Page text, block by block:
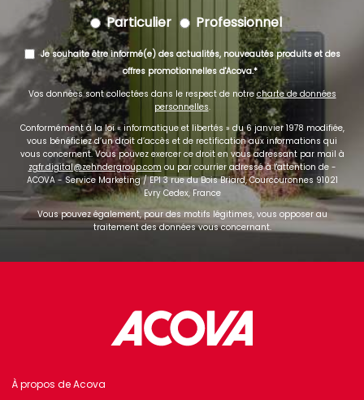
Particulier
Professionnel
Je souhaite être informé(e) des actualités, nouveautés produits et des
offres promotionnelles d'Acova.
Vos données sont collectées dans le respect de notre charte de données
personnelles.
Conformément à la loi « informatique et libertés » du 6 janvier 1978 modifiée,
vous bénéficiez d’un droit d’accès et de rectification aux informations qui
vous concernent. Vous pouvez exercer ce droit en vous adressant par mail à
zgfr.digital@zehndergroup.com ou par courrier adressé à l'attention de -
ACOVA - Service Marketing / EPI 3 rue du Bois Briard, Courcouronnes 91021
Evry Cedex, France
Vous pouvez également, pour des motifs légitimes, vous opposer au
traitement des données vous concernant.
À propos de Acova